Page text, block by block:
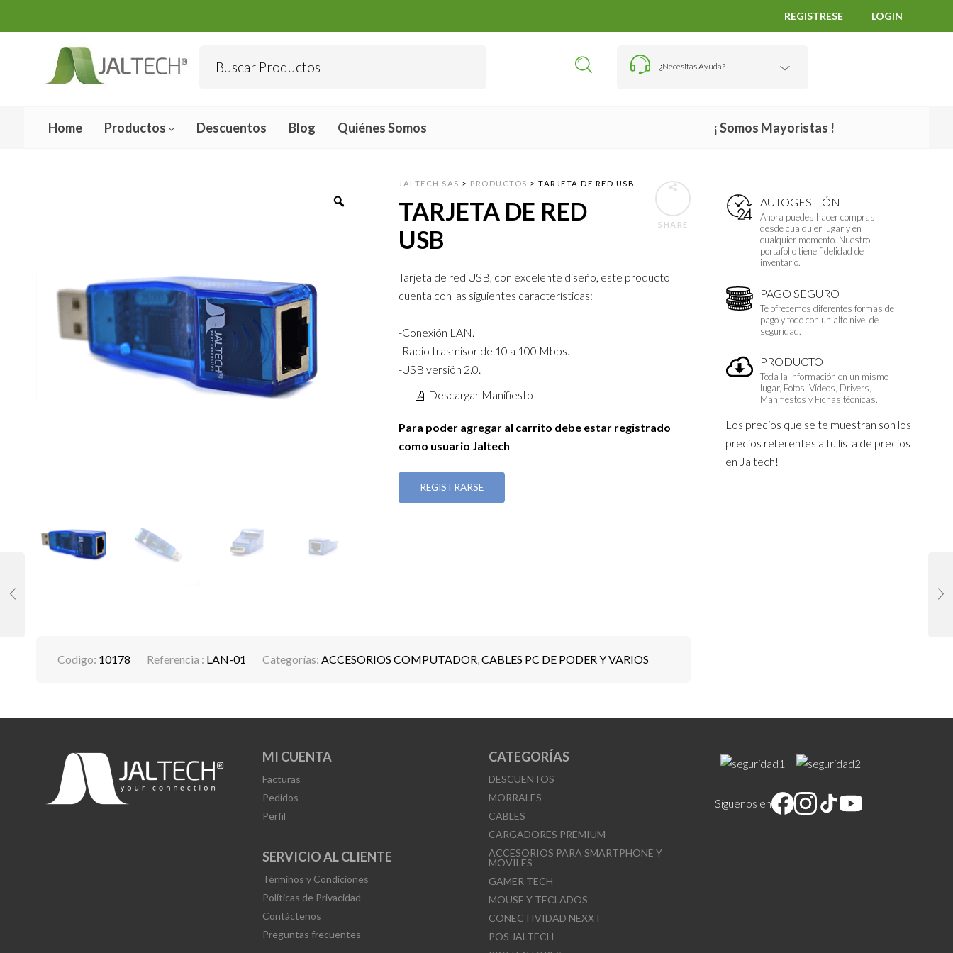
REGISTRESE LOGIN
¿Necesitas Ayuda?
Home Productos Descuentos Blog Quiénes Somos ¡ Somos Mayoristas !
AUTOGESTIÓN
Ahora puedes hacer compras
desde cualquier lugar y en
cualquier momento. Nuestro
portafolio tiene fidelidad de
inventario.
PAGO SEGURO
Te ofrecemos diferentes formas de
pago y todo con un alto nivel de
seguridad.
PRODUCTO
Toda la información en un mismo
lugar, Fotos, Vídeos, Drivers,
Manifiestos y Fichas técnicas.
Los precios que se te muestran son los
precios referentes a tu lista de precios
en Jaltech!
SHARE
JALTECH SAS > PRODUCTOS >TARJETA DE RED USB
TARJETA DE RED
USB
Tarjeta de red USB, con excelente diseño, este producto
cuenta con las siguientes características:
-Conexión LAN.
-Radio trasmisor de 10 a 100 Mbps.
-USB versión 2.0.
Descargar Manifiesto
Para poder agregar al carrito debe estar registrado
como usuario Jaltech
REGISTRARSE
Codigo: 10178 Referencia : LAN-01 Categorías: ACCESORIOS COMPUTADOR,CABLES PC DE PODER Y VARIOS
MI CUENTA
Facturas
Pedidos
Perfil
SERVICIO AL CLIENTE
Términos y Condiciones
Políticas de Privacidad
Contáctenos
Preguntas frecuentes
CATEGORÍAS
DESCUENTOS
MORRALES
CABLES
CARGADORES PREMIUM
ACCESORIOS PARA SMARTPHONE Y
MOVILES
GAMER TECH
MOUSE Y TECLADOS
CONECTIVIDAD NEXXT
POS JALTECH
Síguenos en